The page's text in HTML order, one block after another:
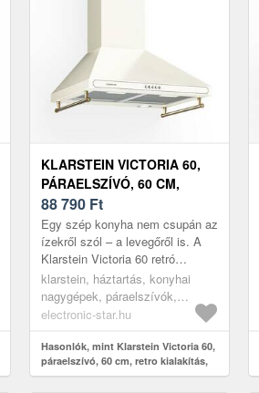
KLARSTEIN VICTORIA 60,
PÁRAELSZÍVÓ, 60 CM,
RETRO KIALAKÍTÁS, 630 M³/
Ó, 2 LED LÁMPA
88 790 Ft
Egy szép konyha nem csupán az
ízekről szól – a levegőről is. A
Klarstein Victoria 60 retró
páraelszívó pillanatok alatt
eltünteti a főzés közbeni g...
klarstein, háztartás, konyhai
nagygépek, páraelszívók,
kéményes és fali páraelszívók
electronic-star.hu
Hasonlók, mint Klarstein Victoria 60,
páraelszívó, 60 cm, retro kialakítás,
630 m³/ó, 2 LED lámpa